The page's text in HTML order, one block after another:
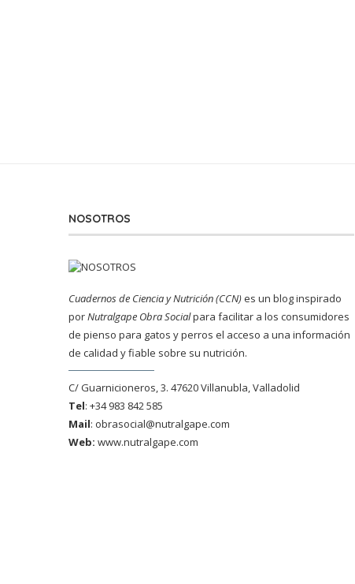
NOSOTROS
Cuadernos de Ciencia y Nutrición (CCN)es un blog inspirado
porNutralgape Obra Socialpara facilitar a los consumidores
de pienso para gatos y perros el acceso a una información
de calidad y fiable sobre su nutrición.
C/ Guarnicioneros, 3. 47620 Villanubla, Valladolid
Tel: +34 983 842 585
Mail: obrasocial@nutralgape.com
Web: www.nutralgape.com